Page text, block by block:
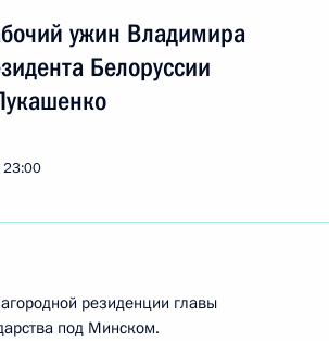
ужин Владимира
Белоруссии
23:00
резиденции главы
под Минском.